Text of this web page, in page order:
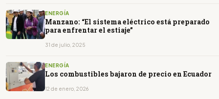
ENERGÍA
Manzano: “El sistema eléctrico está preparado
para enfrentar el estiaje”
31 de julio, 2025
ENERGÍA
Los combustibles bajaron de precio en Ecuador
12 de enero, 2026